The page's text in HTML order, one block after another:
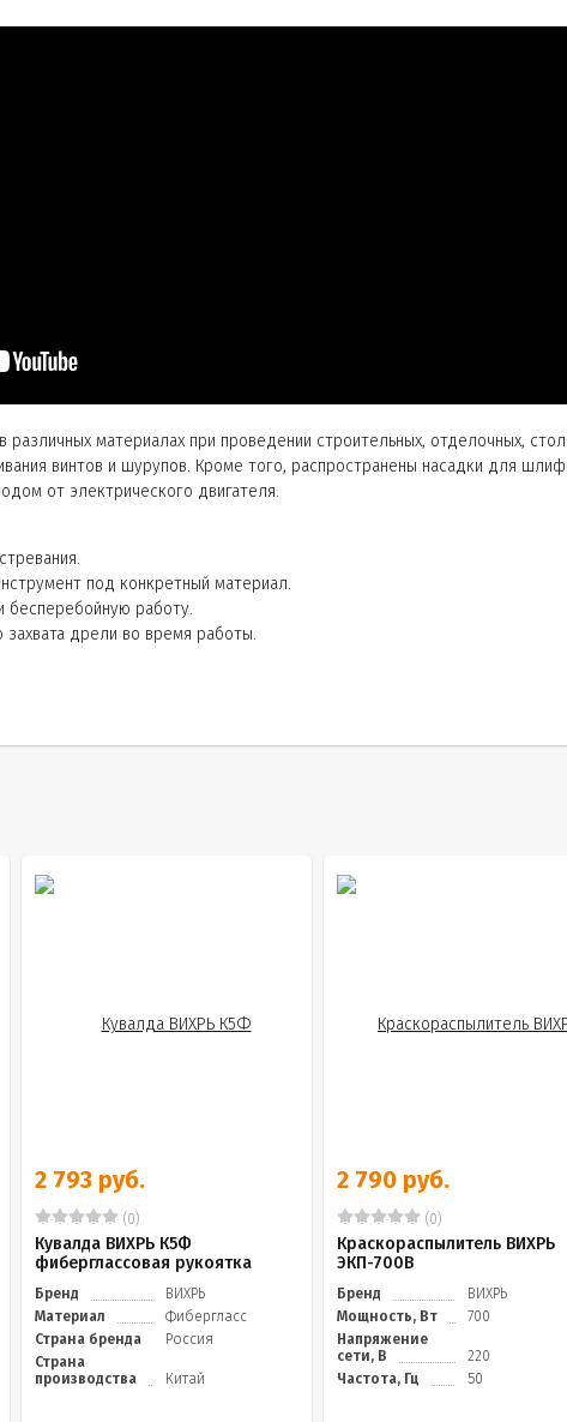
различных материалах при проведении строительных, отделочных,
винтов и шурупов. Кроме того, распространены насадки для
от электрического двигателя.
под конкретный материал.
бесперебойную работу.
дрели во время работы.
2 793 руб.
(0)
Кувалда ВИХРЬ К5Ф
фиберглассовая рукоятка
Бренд
ВИХРЬ
Материал
Фибергласс
Страна бренда
Россия
Страна
производства
Китай
2 790 руб.
(0)
Краскораспылитель ВИХРЬ
ЭКП-700В
Бренд
ВИХРЬ
Мощность, Вт
700
Напряжение
сети, В
220
Частота, Гц
50